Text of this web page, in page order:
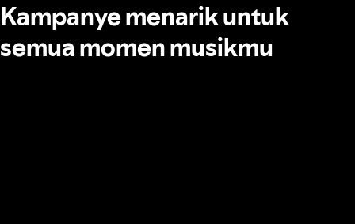
Kampanye menarik untuk
semua momen musikmu